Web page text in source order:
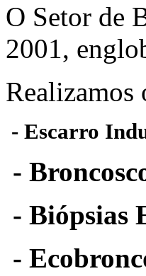
O Setor de
2001,
Realizamos
- Escarro
-
- Biópsias
-